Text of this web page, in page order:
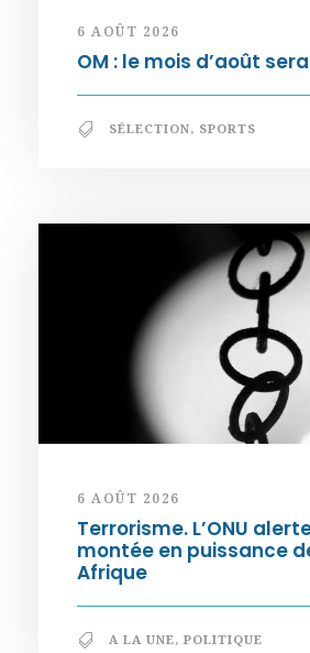
6 AOÛT 2026
OM : le mois d’août
SÉLECTION, SPORTS
6 AOÛT 2026
Terrorisme. L’ONU
montée en puissance
Afrique
A LA UNE, POLITIQUE